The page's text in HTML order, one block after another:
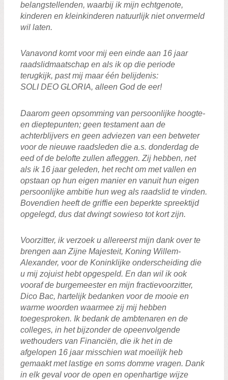
belangstellenden, waarbij ik mijn echtgenote,
kinderen en kleinkinderen natuurlijk niet onvermeld
wil laten.
Vanavond komt voor mij een einde aan 16 jaar
raadslidmaatschap en als ik op die periode
terugkijk, past mij maar één belijdenis:
SOLI DEO GLORIA, alleen God de eer!
Daarom geen opsomming van persoonlijke hoogte-
en dieptepunten; geen testament aan de
achterblijvers en geen adviezen van een betweter
voor de nieuwe raadsleden die a.s. donderdag de
eed of de belofte zullen afleggen. Zij hebben, net
als ik 16 jaar geleden, het recht om met vallen en
opstaan op hun eigen manier en vanuit hun eigen
persoonlijke ambitie hun weg als raadslid te vinden.
Bovendien heeft de griffie een beperkte spreektijd
opgelegd, dus dat dwingt sowieso tot kort zijn.
Voorzitter, ik verzoek u allereerst mijn dank over te
brengen aan Zijne Majesteit, Koning Willem-
Alexander, voor de Koninklijke onderscheiding die
u mij zojuist hebt opgespeld. En dan wil ik ook
vooraf de burgemeester en mijn fractievoorzitter,
Dico Bac, hartelijk bedanken voor de mooie en
warme woorden waarmee zij mij hebben
toegesproken. Ik bedank de ambtenaren en de
colleges, in het bijzonder de opeenvolgende
wethouders van Financiën, die ik het in de
afgelopen 16 jaar misschien wat moeilijk heb
gemaakt met lastige en soms domme vragen. Dank
in elk geval voor de open en openhartige wijze